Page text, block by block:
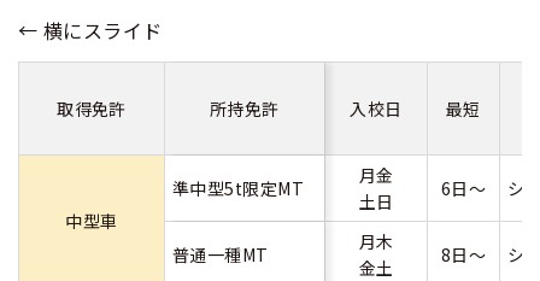
取得免許 所持免許 入校日 最短
中型車
準中型5t限定MT
月金
土日
6日～ シ
普通一種MT
月木
金土
8日～ シ